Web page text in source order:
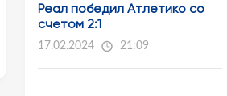
Реал победил Атлетико со
счетом 2:1
17.02.2024 21:09